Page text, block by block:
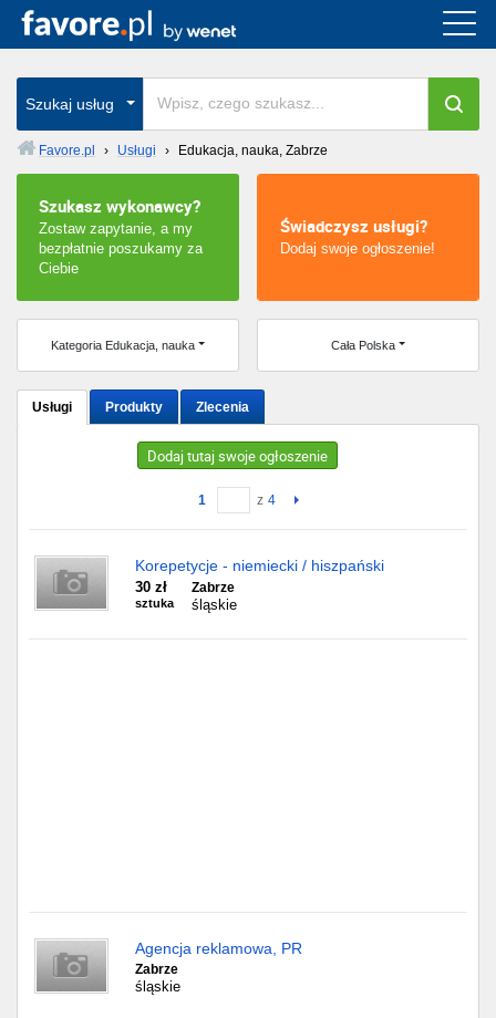
Szukaj usług
Favore.pl › Usługi › Edukacja, nauka, Zabrze
Szukasz wykonawcy?
Zostaw zapytanie, a my
bezpłatnie poszukamy za
Ciebie
Świadczysz usługi?
Dodaj swoje ogłoszenie!
Kategoria Edukacja, nauka Cała Polska
Usługi Produkty Zlecenia
Dodaj tutaj swoje ogłoszenie
1 z 4
Korepetycje - niemiecki / hiszpański
30 zł
sztuka
Zabrze
śląskie
Agencja reklamowa, PR
Zabrze
śląskie
Cała Polska
wszystkie w całym kraju
Warszawa
Wrocław
Poznań
Łódź
Chorzów
Kielce
Częstochowa